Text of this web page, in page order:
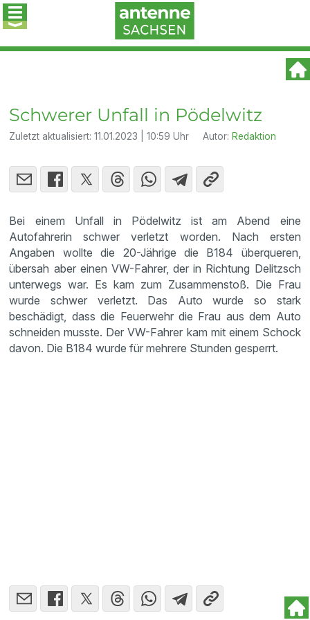
Schwerer Unfall in Pödelwitz
Zuletzt aktualisiert:11.01.2023 | 10:59 Uhr Autor: Redaktion
Bei einem Unfall in Pödelwitz ist am Abend eine
Autofahrerin schwer verletzt worden. Nach ersten
Angaben wollte die 20-Jährige die B184 überqueren,
übersah aber einen VW-Fahrer, der in Richtung Delitzsch
unterwegs war. Es kam zum Zusammenstoß. Die Frau
wurde schwer verletzt. Das Auto wurde so stark
beschädigt, dass die Feuerwehr die Frau aus dem Auto
schneiden musste. Der VW-Fahrer kam mit einem Schock
davon. Die B184 wurde für mehrere Stunden gesperrt.